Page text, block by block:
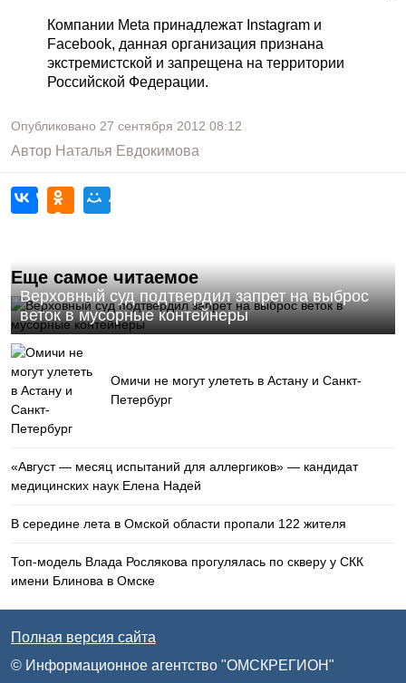
Компании Meta принадлежат Instagram и
Facebook, данная организация признана
экстремистской и запрещена на территории
Российской Федерации.
Опубликовано 27 сентября 2012 08:12
Автор Наталья Евдокимова
Еще самое читаемое
Верховный суд подтвердил запрет на выброс
веток в мусорные контейнеры
Омичи не могут улететь в Астану и Санкт-
Петербург
«Август — месяц испытаний для аллергиков» — кандидат
медицинских наук Елена Надей
В середине лета в Омской области пропали 122 жителя
Топ-модель Влада Рослякова прогулялась по скверу у СКК
имени Блинова в Омске
Полная версия сайта
© Информационное агентство "ОМСКРЕГИОН"